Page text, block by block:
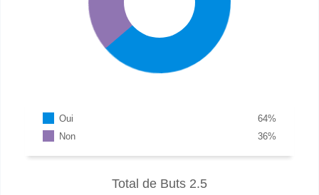
Oui %
64
Non
%
36
Total de Buts 2.5